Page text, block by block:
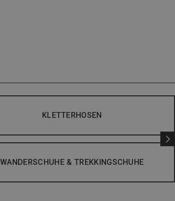
KLETTERHOSEN
WANDERSCHUHE & TREKKINGSCHUHE